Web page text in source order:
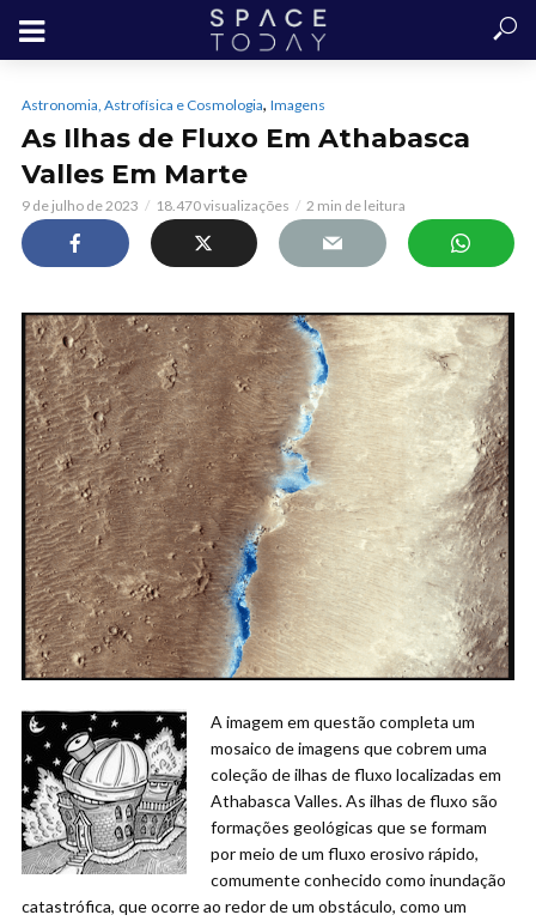
Astronomia, Astrofísica e Cosmologia, Imagens
As Ilhas de Fluxo Em Athabasca
Valles Em Marte
9 de julho de 2023 18.470 visualizações 2 min de leitura
A imagem em questão completa um
mosaico de imagens que cobrem uma
coleção de ilhas de fluxo localizadas em
Athabasca Valles. As ilhas de fluxo são
formações geológicas que se formam
por meio de um fluxo erosivo rápido,
comumente conhecido como inundação
catastrófica, que ocorre ao redor de um obstáculo, como um